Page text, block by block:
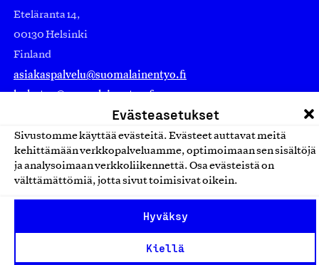
Evästeasetukset
Sivustomme käyttää evästeitä. Evästeet auttavat meitä
kehittämään verkkopalveluamme, optimoimaan sen sisältöjä
ja analysoimaan verkkoliikennettä. Osa evästeistä on
välttämättömiä, jotta sivut toimisivat oikein.
Hyväksy
Kiellä
Eteläranta 14,
00130 Helsinki
Finland
asiakaspalvelu@suomalainentyo.fi
laskutus@suomalainentyo.fi
Avainlippu